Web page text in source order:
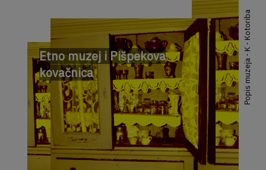
Etno muzej i Pišpekova
kovačnica
Popis muzeja - K - Kotoriba